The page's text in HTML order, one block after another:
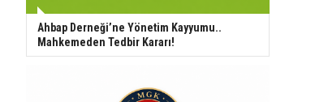
Ahbap Derneği’ne Yönetim Kayyumu..
Mahkemeden Tedbir Kararı!